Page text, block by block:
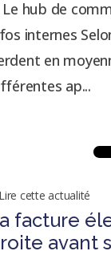
Le hub de
internes
en
ap...
cette actualité
facture
avant